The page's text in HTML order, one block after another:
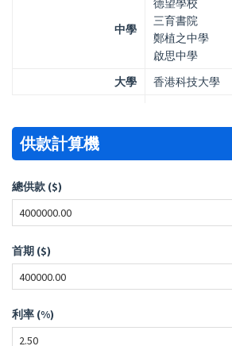
中學
德望學校
三育書院
鄭植之中學
啟思中學
大學
香港科技大學
供款計算機
總供款 ($)
首期 ($)
利率 (%)